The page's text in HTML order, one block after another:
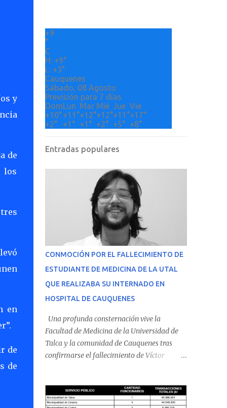
y
de
los
en
de
de
+9
°
C
H: +9°
L: +3°
Cauquenes
Sábado, 08 Agosto
Previsión para 7 días
DomLun Mar Mié Jue Vie
+10°+11°+12°+12°+11°+17°
+2° +1° +1° +2° +5° +8°
Entradas populares
CONMOCIÓN POR EL FALLECIMIENTO DE
ESTUDIANTE DE MEDICINA DE LA UTAL
QUE REALIZABA SU INTERNADO EN
HOSPITAL DE CAUQUENES
Una profunda consternación vive la
Facultad de Medicina de la Universidad de
Talca y la comunidad de Cauquenes tras
confirmarse el fallecimiento de Víctor
Cauquenes. De acuerdo con los antecedentes
conocidos, el joven se presentó a cumplir su